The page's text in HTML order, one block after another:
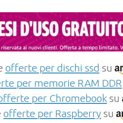
offerte per dischi ssd su
per memorie RAM DDR
per Chromebook su
offerte per Raspberry su